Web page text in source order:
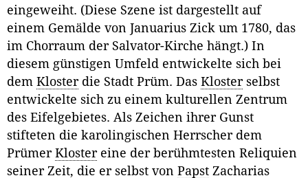
eingeweiht. (Diese Szene ist dargestellt auf
einem Gemälde von Januarius Zick um 1780, das
im Chorraum der Salvator-Kirche hängt.) In
diesem günstigen Umfeld entwickelte sich bei
dem Klosterdie Stadt Prüm. Das Klosterselbst
entwickelte sich zu einem kulturellen Zentrum
des Eifelgebietes. Als Zeichen ihrer Gunst
stifteten die karolingischen Herrscher dem
Prümer Klostereine der berühmtesten Reliquien
seiner Zeit, die er selbst von Papst Zacharias